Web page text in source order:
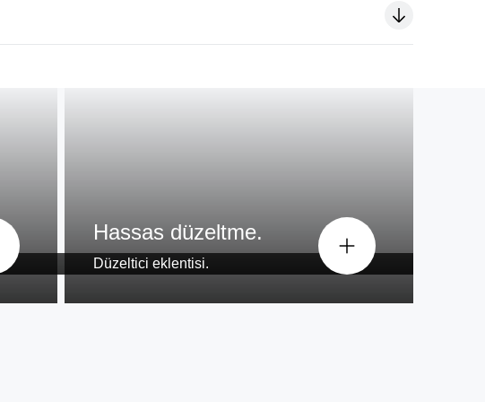
Hassas düzeltme.
Düzeltici eklentisi.